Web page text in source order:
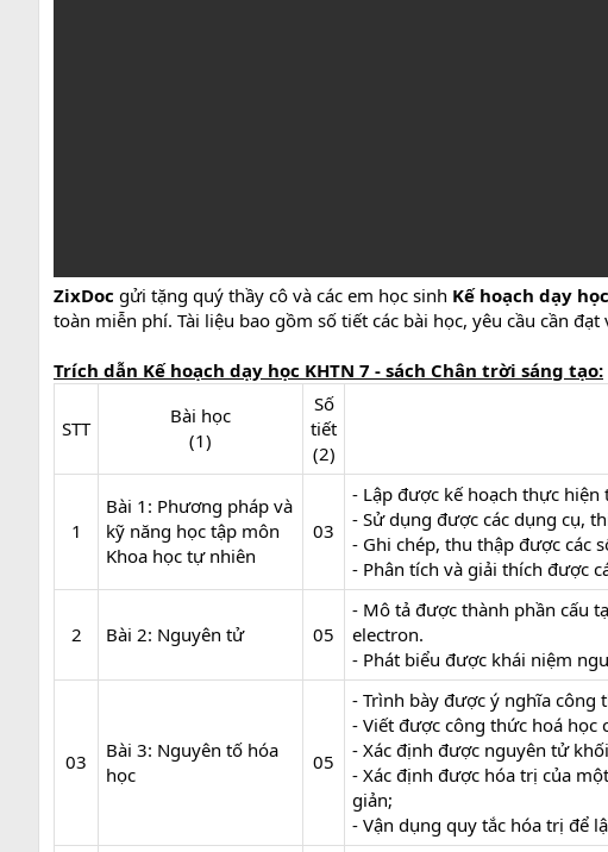
ZixDoc gửi tặng quý thầy cô và các em học sinh Kế hoạch dạy
toàn miễn phí. Tài liệu bao gồm số tiết các bài học, yêu cầu cần
Trích dẫn Kế hoạch dạy học KHTN 7 - sách Chân trời sáng tạo:
STT​
Bài học
(1)​
Số
tiết
(2)​
1​
Bài 1: Phương pháp và
kỹ năng học tập môn
Khoa học tự nhiên
03​
- Lập được kế hoạch thực
- Sử dụng được các dụng cụ,
- Ghi chép, thu thập được các
- Phân tích và giải thích được
2​ Bài 2: Nguyên tử 05​
- Mô tả được thành phần cấu
electron.
- Phát biểu được khái niệm
03​
Bài 3: Nguyên tố hóa
học
05​
- Trình bày được ý nghĩa công
- Viết được công thức hoá học
- Xác định được nguyên tử
- Xác định được hóa trị của
giản;
- Vận dụng quy tắc hóa trị để